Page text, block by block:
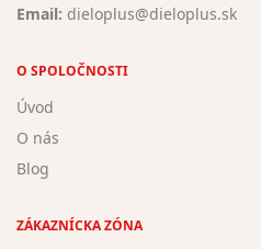
Email: dieloplus@dieloplus.sk
O SPOLOČNOSTI
Úvod
O nás
Blog
ZÁKAZNÍCKA ZÓNA